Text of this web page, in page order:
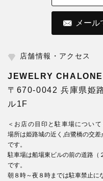
メー
店舗情報・アクセス
JEWELRY CHALONE
〒670-0042 兵庫県姫
ル1F
＜お店の目印と駐車場について
場所は姫路城の近く,白鷺橋の交
です。
駐車場は船場東ビルの前の道路（
です。
朝８時～夜８時までは駐車禁止に